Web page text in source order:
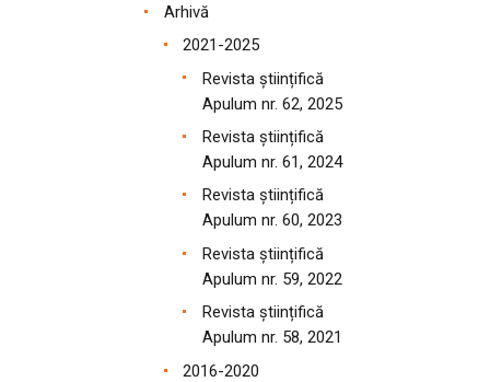
Arhivă
2021-2025
Revista științifică
Apulum nr. 62, 2025
Revista științifică
Apulum nr. 61, 2024
Revista științifică
Apulum nr. 60, 2023
Revista științifică
Apulum nr. 59, 2022
Revista științifică
Apulum nr. 58, 2021
2016-2020